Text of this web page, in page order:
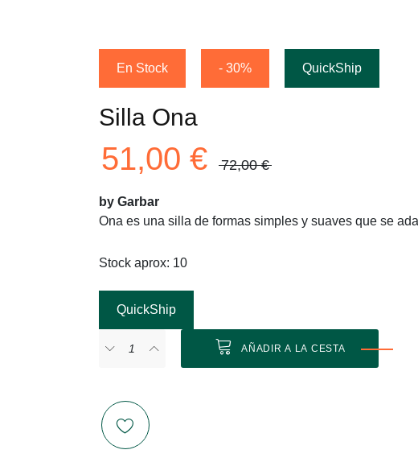
En Stock - 30% QuickShip
Silla Ona
51,00 € 72,00 €
by Garbar
Ona es una silla de formas simples y suaves que se
Stock aprox: 10
QuickShip
AÑADIR A LA CESTA